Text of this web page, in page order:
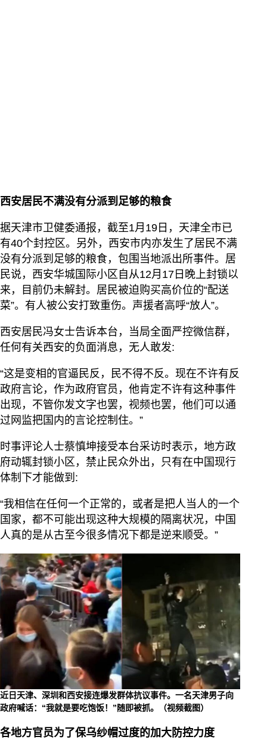
西安居民不满没有分派到足够的粮食
据天津市卫健委通报，截至1月19日，天津全市已
有40个封控区。另外，西安市内亦发生了居民不满
没有分派到足够的粮食，包围当地派出所事件。居
民说，西安华城国际小区自从12月17日晚上封锁以
来，目前仍未解封。居民被迫购买高价位的“配送
菜”。有人被公安打致重伤。声援者高呼“放人”。
西安居民冯女士告诉本台，当局全面严控微信群，
任何有关西安的负面消息，无人敢发:
“这是变相的官逼民反，民不得不反。现在不许有反
政府言论，作为政府官员，他肯定不许有这种事件
出现，不管你发文字也罢，视频也罢，他们可以通
过网监把国内的言论控制住。”
时事评论人士蔡慎坤接受本台采访时表示，地方政
府动辄封锁小区，禁止民众外出，只有在中国现行
体制下才能做到:
“我相信在任何一个正常的，或者是把人当人的一个
国家，都不可能出现这种大规模的隔离状况，中国
人真的是从古至今很多情况下都是逆来顺受。”
近日天津、深圳和西安接连爆发群体抗议事件。一名天津男子向
政府喊话：“我就是要吃饱饭！”随即被抓。（视频截图）
各地方官员为了保乌纱帽过度的加大防控力度